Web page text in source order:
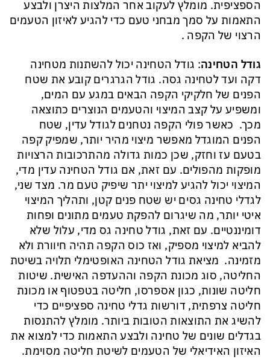
הספציפית. מומלץ לעקוב אחר המלצות היצרן ולבצע
התאמות על סמך מבחני טעם כדי להגיע לאיזון הטעמים
הרצוי של הקפה .
גודל הטחינה: גודל הטחינה יכול להשתנות מטחינה
דקה ועד לטחינה גסה. גודל הגרגרים קובע את שטח
הפנים של חלקיקי הקפה הבאים במגע עם המים,
ומשפיע על קצב המיצוי והטעמים הנוצרים כתוצאה
מכך. כאשר פולי הקפה נטחנים לגודל עדין, שטח
הפנים המוגדל מאפשר מיצוי מהיר יותר, שמפיק קפה
בטעם עז וחזק, שכן כמות גדולה מהתרכובות הרצויות
מופקות מהפולים. עם זאת, אם גודל הטחינה עדין מדי,
המיצוי יכול להגיע למיצוי יתר שיפיק טעם מר. מצד שני,
לגדלי טחינה גסים יש שטח פנים קטן, ותהליך המיצוי
איטי יותר, מה שיגרום להפקת טעמים מתונים ופחות
דומיננטיים. עם זאת, גודל טחינה גס מדי, עלול שלא
להביא למיצוי מספיק, ואז כוס הקפה תהיה חיוורת ולא
מזמינה. מציאת גודל הטחינה האופטימלי תלויה בשיטת
החליטה, סוג מכונת הקפה וההעדפה האישית. שיטות
חליטה שונות, כגון אספרסו, חליטה בטפטוף או מכונת
חליטה צרפתית, דורשות גדלי טחינה ספציפיים כדי
להשיג את התוצאות הטובות ביותר. מומלץ להתנסות
בגדלים שונים של טחינה ולבצע התאמות כדי למצוא את
האיזון האידיאלי של הטעמים לשיטת חליטה מסוימת.